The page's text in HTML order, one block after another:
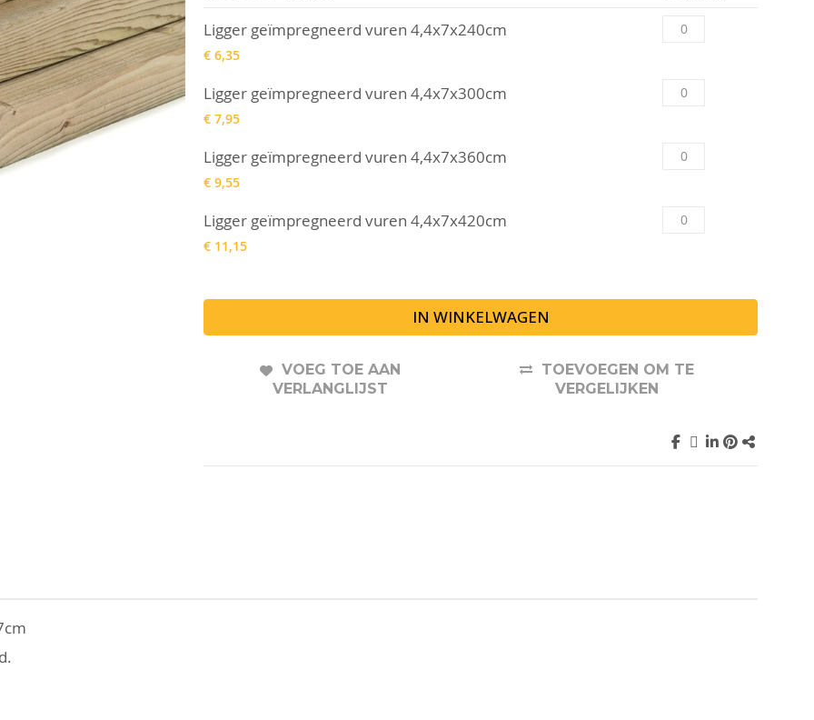
productitems
Ligger geïmpregneerd vuren 4,4x7x240cm
€ 6,35
Ligger geïmpregneerd vuren 4,4x7x300cm
€ 7,95
Ligger geïmpregneerd vuren 4,4x7x360cm
€ 9,55
Ligger geïmpregneerd vuren 4,4x7x420cm
€ 11,15
IN WINKELWAGEN
VOEG TOE AAN
VERLANGLIJST
TOEVOEGEN OM TE
VERGELIJKEN